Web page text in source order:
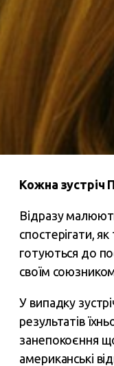
Кожна зустріч
Відразу
спостерігати,
готуються до
своїм
У випадку
результатів
занепокоєння
американські